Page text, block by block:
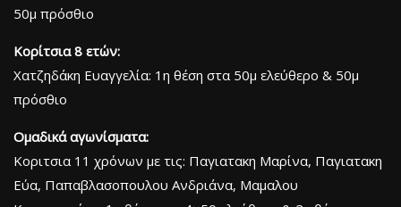
50μ πρόσθιο
Κορίτσια 8 ετών:
Χατζηδάκη Ευαγγελία: 1η θέση στα 50μ ελεύθερο & 50μ
πρόσθιο
Ομαδικά αγωνίσματα:
Κοριτσια 11 χρόνων με τις: Παγιατακη Μαρίνα, Παγιατακη
Εύα, Παπαβλασοπουλου Ανδριάνα, Μαμαλου